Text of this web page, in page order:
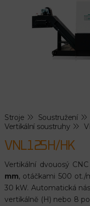
Stroje Soustružení
Vertikální soustruhy
VNL125H/HK
Vertikální dvouosý
mm, otáčkami 500 ot./
30 kW. Automatická
vertikálně (H) nebo 8